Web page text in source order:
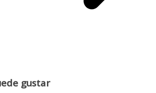
gustar